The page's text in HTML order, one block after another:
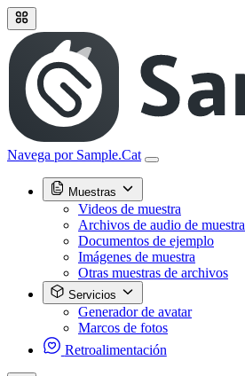
Navega por Sample.Cat
Muestras
Videos de muestra
Archivos de audio de muestra
Documentos de ejemplo
Imágenes de muestra
Otras muestras de archivos
Servicios
Generador de avatar
Marcos de fotos
Retroalimentación